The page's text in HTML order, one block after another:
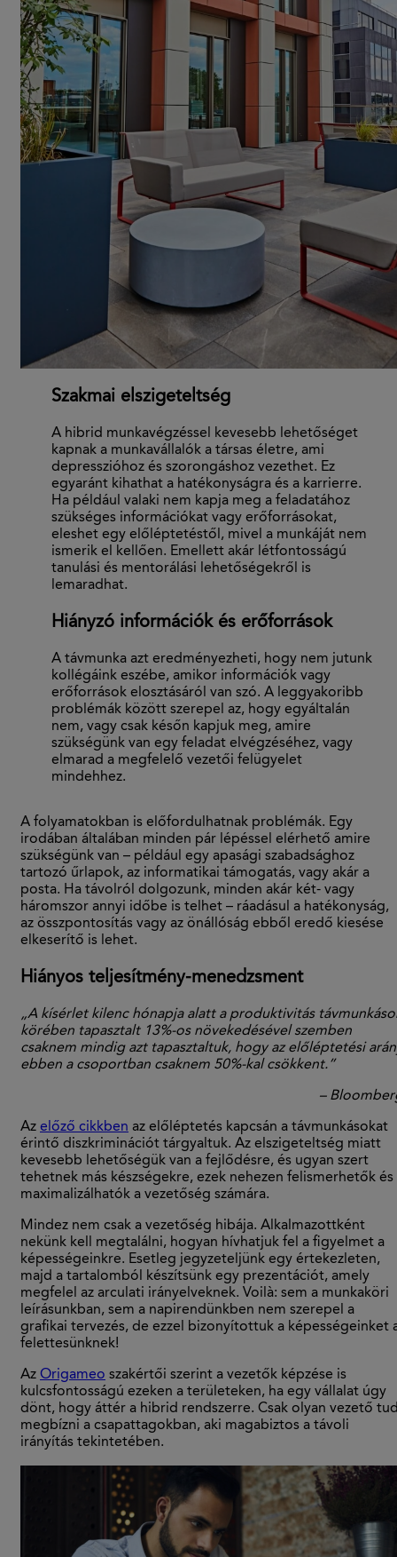
Szakmai elszigeteltség
A hibrid munkavégzéssel kevesebb lehetőséget
kapnak a munkavállalók a társas életre, ami
depresszióhoz és szorongáshoz vezethet. Ez
egyaránt kihathat a hatékonyságra és a karrierre.
Ha például valaki nem kapja meg a feladatához
szükséges információkat vagy erőforrásokat,
eleshet egy előléptetéstől, mivel a munkáját nem
ismerik el kellően. Emellett akár létfontosságú
tanulási és mentorálási lehetőségekről is
lemaradhat.
Hiányzó információk és erőforrások
A távmunka azt eredményezheti, hogy nem jutunk
kollégáink eszébe, amikor információk vagy
erőforrások elosztásáról van szó. A leggyakoribb
problémák között szerepel az, hogy egyáltalán
nem, vagy csak későn kapjuk meg, amire
szükségünk van egy feladat elvégzéséhez, vagy
elmarad a megfelelő vezetői felügyelet
mindehhez.
A folyamatokban is előfordulhatnak problémák. Egy
irodában általában minden pár lépéssel elérhető amire
szükségünk van – például egy apasági szabadsághoz
tartozó űrlapok, az informatikai támogatás, vagy akár a
posta. Ha távolról dolgozunk, minden akár két- vagy
háromszor annyi időbe is telhet – ráadásul a hatékonyság,
az összpontosítás vagy az önállóság ebből eredő kiesése
elkeserítő is lehet.
Hiányos teljesítmény-menedzsment
„A kísérlet kilenc hónapja alatt a produktivitás
körében tapasztalt 13%-os növekedésével szemben
csaknem mindig azt tapasztaltuk, hogy az előléptetési
ebben a csoportban csaknem 50%-kal csökkent.”
–
Az előző cikkben az előléptetés kapcsán a távmunkásokat
érintő diszkriminációt tárgyaltuk. Az elszigeteltség miatt
kevesebb lehetőségük van a fejlődésre, és ugyan szert
tehetnek más készségekre, ezek nehezen felismerhetők és
maximalizálhatók a vezetőség számára.
Mindez nem csak a vezetőség hibája. Alkalmazottként
nekünk kell megtalálni, hogyan hívhatjuk fel a figyelmet a
képességeinkre. Esetleg jegyzeteljünk egy értekezleten,
majd a tartalomból készítsünk egy prezentációt, amely
megfelel az arculati irányelveknek. Voilà: sem a munkaköri
leírásunkban, sem a napirendünkben nem szerepel a
grafikai tervezés, de ezzel bizonyítottuk a képességeinket
felettesünknek!
Az Origameo szakértői szerint a vezetők képzése is
kulcsfontosságú ezeken a területeken, ha egy vállalat úgy
dönt, hogy áttér a hibrid rendszerre. Csak olyan vezető
megbízni a csapattagokban, aki magabiztos a távoli
irányítás tekintetében.